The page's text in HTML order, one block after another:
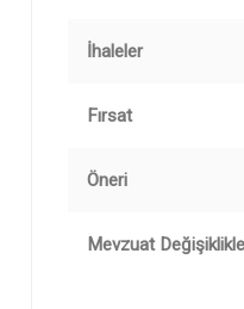
İhaleler
Fırsat
Öneri
Mevzuat